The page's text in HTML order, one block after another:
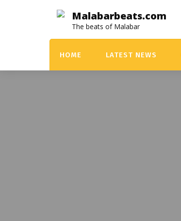
Malabarbeats.com
The beats of Malabar
HOME LATEST NEWS